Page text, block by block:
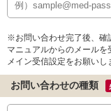
※お問い合わせ完了後、確
マニュアルからのメール
メイン受信設定をお願いし
お問い合わせの種類